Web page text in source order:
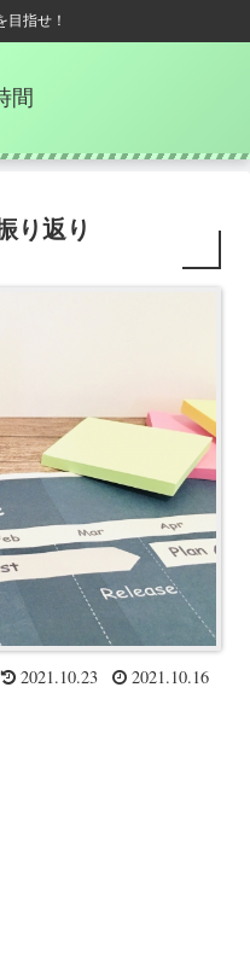
目指せ！
間
り返り
2021.10.23 2021.10.16